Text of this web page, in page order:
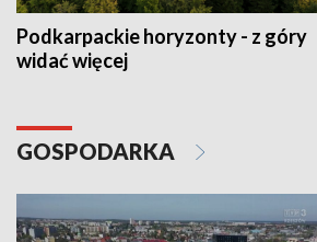
Podkarpackie horyzonty - z góry
widać więcej
GOSPODARKA